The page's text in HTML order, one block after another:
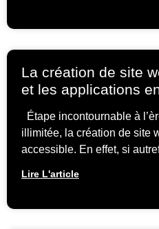
La création de site
et les applications
Étape incontournable à
illimitée, la création de site
accessible. En effet, si
Lire L'article